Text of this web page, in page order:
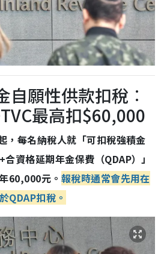
自願性供款扣稅︰
最高扣$60,000
，每名納稅人就「可扣稅強積金
資格延期年金保費（QDAP）」
60,000元。 報稅時通常會先用在
QDAP扣稅。